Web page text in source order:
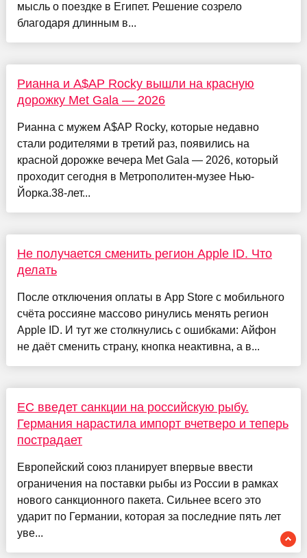
мысль о поездке в Египет. Решение созрело
благодаря длинным в...
Рианна и A$AP Rocky вышли на красную
дорожку Met Gala — 2026
Рианна с мужем A$AP Rocky, которые недавно
стали родителями в третий раз, появились на
красной дорожке вечера Met Gala — 2026, который
проходит сегодня в Метрополитен-музее Нью-
Йорка.38-лет...
Не получается сменить регион Apple ID. Что
делать
После отключения оплаты в App Store с мобильного
счёта россияне массово ринулись менять регион
Apple ID. И тут же столкнулись с ошибками: Айфон
не даёт сменить страну, кнопка неактивна, а в...
ЕС введет санкции на российскую рыбу.
Германия нарастила импорт вчетверо и теперь
пострадает
Европейский союз планирует впервые ввести
ограничения на поставки рыбы из России в рамках
нового санкционного пакета. Сильнее всего это
ударит по Германии, которая за последние пять лет
уве...